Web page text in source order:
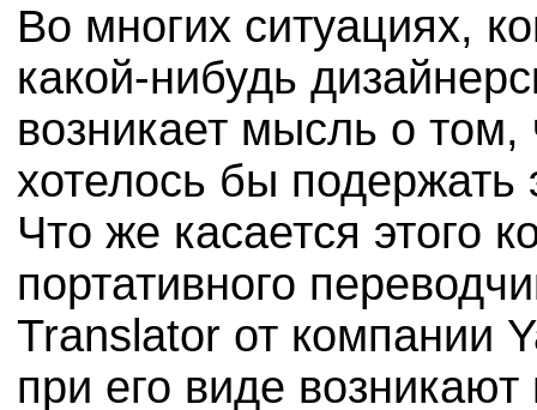
Во многих ситуациях,
какой-нибудь
возникает мысль о том,
хотелось бы подержать
Что же касается этого
портативного
Translator от компании
при его виде